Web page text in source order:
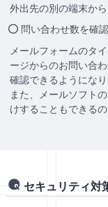
外出先の別の端末か
問い合わせ数を確
メールフォームのタ
ージからのお問い合
確認できるようになり
また、メールソフト
けすることもできる
セキュリティ対